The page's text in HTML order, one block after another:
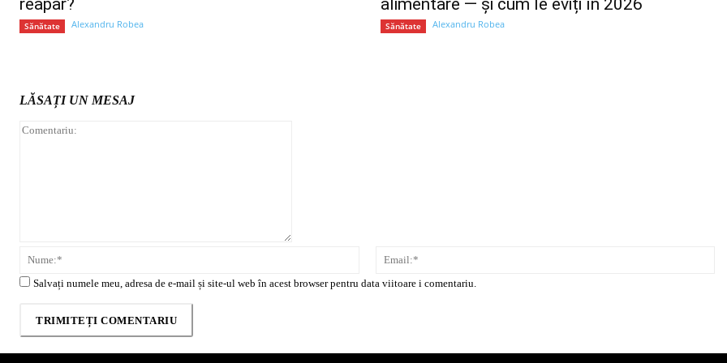
reapar?
Sănătate Alexandru Robea
alimentare — și cum le eviți în 2026
Sănătate Alexandru Robea
LĂSAȚI UN MESAJ
Nume:*
Salvați numele meu, adresa de e-mail și site-ul web în acest browser pentru data viitoare i comentariu.